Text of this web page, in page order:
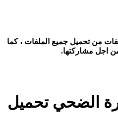
من تحميل جميع الملفات ، كما
اجل مشاركتها.
الضحي تحميل